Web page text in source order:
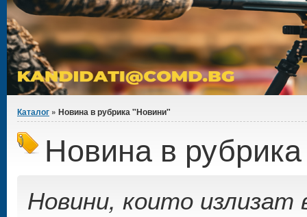
Вие сте тук
Каталог » Новина в рубрика "Новини"
Новина в
Новини, които излизат